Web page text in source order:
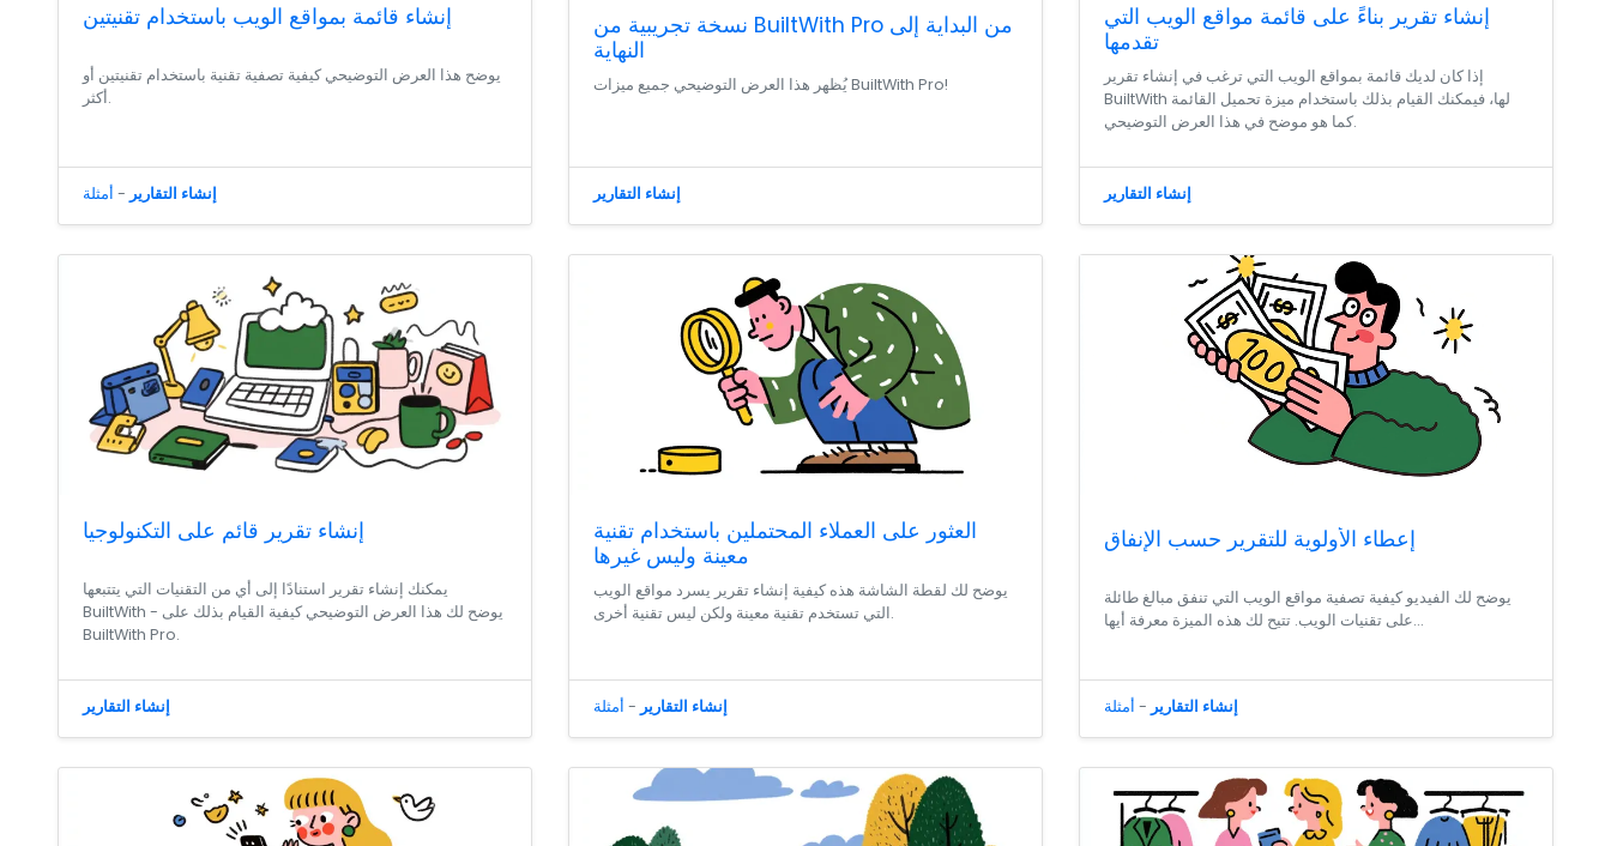
إنشاء قائمة بمواقع الويب باستخدام تقنيتين
يوضح هذا العرض التوضيحي كيفية تصفية تقنية باستخدام تقنيتين أو
أكثر.
إنشاء التقارير - أمثلة
نسخة تجريبية من BuiltWith Pro من البداية إلى
النهاية
يُظهر هذا العرض التوضيحي جميع ميزات BuiltWith Pro!
إنشاء التقارير
إنشاء تقرير بناءً على قائمة مواقع الويب التي
تقدمها
إذا كان لديك قائمة بمواقع الويب التي ترغب في إنشاء تقرير
BuiltWith لها، فيمكنك القيام بذلك باستخدام ميزة تحميل القائمة
كما هو موضح في هذا العرض التوضيحي.
إنشاء التقارير
إنشاء تقرير قائم على التكنولوجيا
يمكنك إنشاء تقرير استنادًا إلى أي من التقنيات التي يتتبعها
BuiltWith - يوضح لك هذا العرض التوضيحي كيفية القيام بذلك على
BuiltWith Pro.
إنشاء التقارير
العثور على العملاء المحتملين باستخدام تقنية
معينة وليس غيرها
يوضح لك لقطة الشاشة هذه كيفية إنشاء تقرير يسرد مواقع الويب
التي تستخدم تقنية معينة ولكن ليس تقنية أخرى.
إنشاء التقارير - أمثلة
إعطاء الأولوية للتقرير حسب الإنفاق
يوضح لك الفيديو كيفية تصفية مواقع الويب التي تنفق مبالغ طائلة
على تقنيات الويب. تتيح لك هذه الميزة معرفة أيها...
إنشاء التقارير - أمثلة